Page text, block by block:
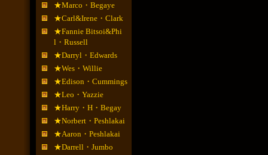
★Marco・Begaye
★Carl&Irene・Clark
★Fannie Bitsoi&Phi
l・Russell
★Darryl・Edwards
★Wes・Willie
★Edison・Cummings
★Leo・Yazzie
★Harry・H・Begay
★Norbert・Peshlakai
★Aaron・Peshlakai
★Darrell・Jumbo